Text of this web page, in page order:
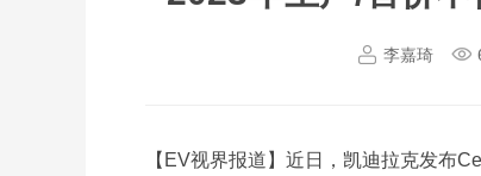
李嘉琦
【EV视界报道】近日，凯迪拉克发布